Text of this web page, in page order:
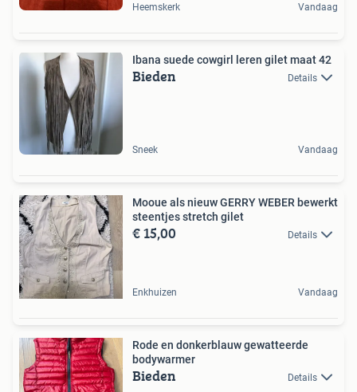
Heemskerk Vandaag
Ibana suede cowgirl leren gilet maat 42
Bieden Details
Sneek Vandaag
Mooue als nieuw GERRY WEBER bewerkt
steentjes stretch gilet
€ 15,00 Details
Enkhuizen Vandaag
Rode en donkerblauw gewatteerde
bodywarmer
Bieden Details